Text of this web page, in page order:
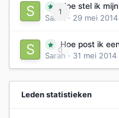
1
Hoe stel ik
Sarah
· 29 mei 2014
0
Hoe post ik
Sarah · 31 mei 2014
Leden statistieken